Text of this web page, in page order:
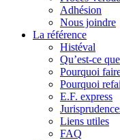
Adhésion
Nous joindre
La référence
Histéval
Qu’est-ce
Pourquoi
Pourquoi
E.F. express
Liens utiles
FAQ